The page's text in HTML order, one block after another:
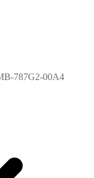
787G2-00A4